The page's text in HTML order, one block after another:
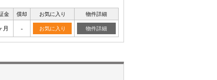
金 償却 お気に入り 物件詳細
月 - お気に入り 物件詳細